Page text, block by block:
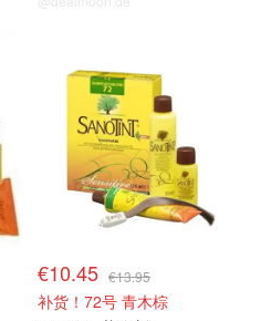
€10.45 €13.95
补货！72号 青木棕